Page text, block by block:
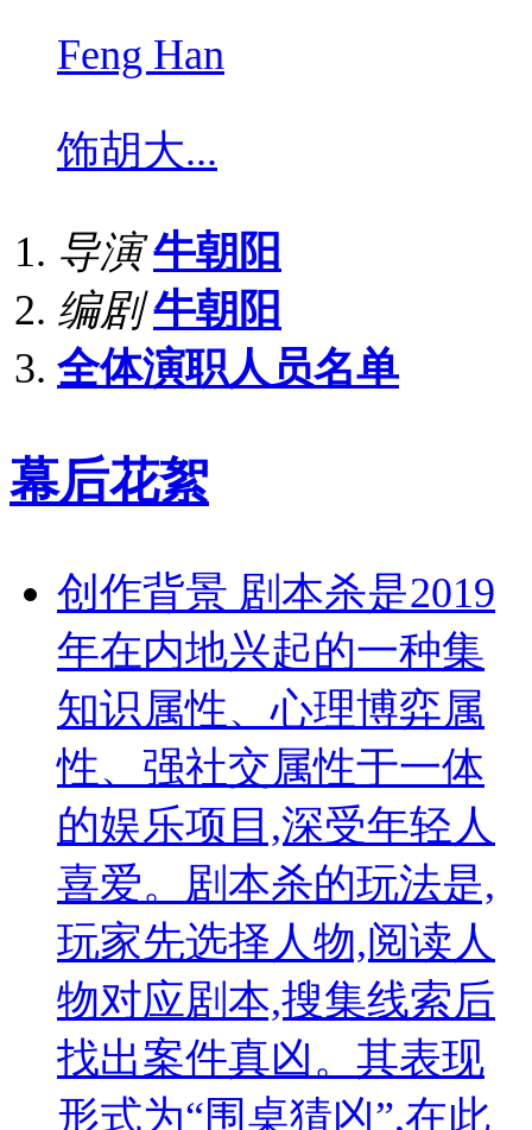
Feng Han
饰胡大...
导演 牛朝阳
编剧 牛朝阳
全体演职人员名单
幕后花絮
创作背景 剧本杀是2019
年在内地兴起的一种集
知识属性、心理博弈属
性、强社交属性于一体
的娱乐项目,深受年轻人
喜爱。剧本杀的玩法是,
玩家先选择人物,阅读人
物对应剧本,搜集线索后
找出案件真凶。其表现
形式为“围桌猜凶”,在此